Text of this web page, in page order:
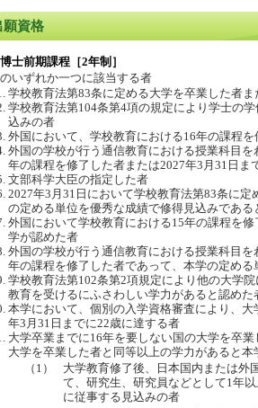
願資格
士前期課程［2年制］
いずれか一つに該当する者
学校教育法第83条に定める大学を卒業した者
学校教育法第104条第4項の規定により学士の
込みの者
外国において、学校教育における16年の課程
外国の学校が行う通信教育における授業科目
年の課程を修了した者または2027年3月31日ま
文部科学大臣の指定した者
2027年3月31日において学校教育法第83条に
の定める単位を優秀な成績で修得見込みである
外国において学校教育における15年の課程を
学が認めた者
外国の学校が行う通信教育における授業科目
年の課程を修了した者であって、本学の定め
学校教育法第102条第2項規定により他の大学
教育を受けるにふさわしい学力があると認めた
本学において、個別の入学資格審査により、
年3月31日までに22歳に達する者
大学卒業までに16年を要しない国の大学を卒
大学を卒業した者と同等以上の学力があると本
（1）
大学教育修了後、日本国内または外
て、研究生、研究員などとして1年
に従事する見込みの者